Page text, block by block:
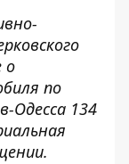
о
по
Одесса 134